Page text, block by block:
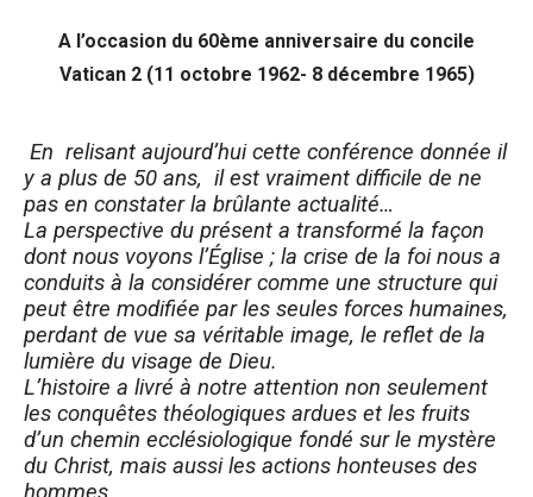
A l’occasion du 60ème anniversaire du concile
Vatican 2 (11 octobre 1962- 8 décembre 1965)
En relisant aujourd’hui cette conférence donnée il
y a plus de 50 ans, il est vraiment difficile de ne
pas en constater la brûlante actualité…
La perspective du présent a transformé la façon
dont nous voyons l’Église ; la crise de la foi nous a
conduits à la considérer comme une structure qui
peut être modifiée par les seules forces humaines,
perdant de vue sa véritable image, le reflet de la
lumière du visage de Dieu.
L’histoire a livré à notre attention non seulement
les conquêtes théologiques ardues et les fruits
d’un chemin ecclésiologique fondé sur le mystère
du Christ, mais aussi les actions honteuses des